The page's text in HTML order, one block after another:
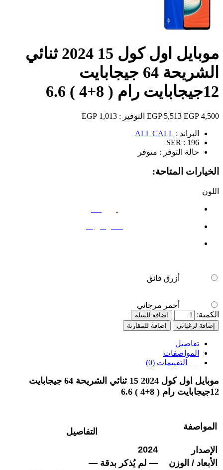
موبايل اول كول 15 2024 ثنائي
الشريحة 64 جيجابايت
12جيجابايت رام ( 8+4 ) 6.6
4,500 EGP
5,513 EGP التوفير : 1,013 EGP
البراند : ALL CALL
SER : 196
حالة التوفر : متوفر
الخيارات المتاحة:
اللون
أزرق فائق
أحمر مرجاني
الكمية:
اضافة للسلة
إضافة لرغباتي
اضافة للمقارنة
تفاصيل
المواصفات
التقييمات (0)
موبايل اول كول 15 2024
ثنائي الشريحة 64 جيجابايت
12جيجابايت رام ( 8+4 ) 6.6
المواصفة
التفاصيل
الإصدار
2024
الأبعاد / الوزن
— لم يُذكر بدقة —